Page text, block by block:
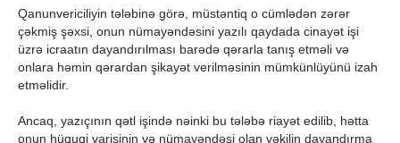
Qanunvericiliyin tələbinə görə, müstəntiq o cümlədən zərər
çəkmiş şəxsi, onun nümayəndəsini yazılı qaydada cinayət işi
üzrə icraatın dayandırılması barədə qərarla tanış etməli və
onlara həmin qərardan şikayət verilməsinin mümkünlüyünü izah
etməlidir.
Ancaq, yazıçının qətl işində nəinki bu tələbə riayət edilib, hətta
onun hüquqi varisinin və nümayəndəsi olan vəkilin dayandırma